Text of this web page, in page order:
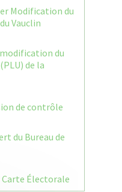
Modification du
Vauclin
du
de la
de contrôle
du Bureau de
Électorale